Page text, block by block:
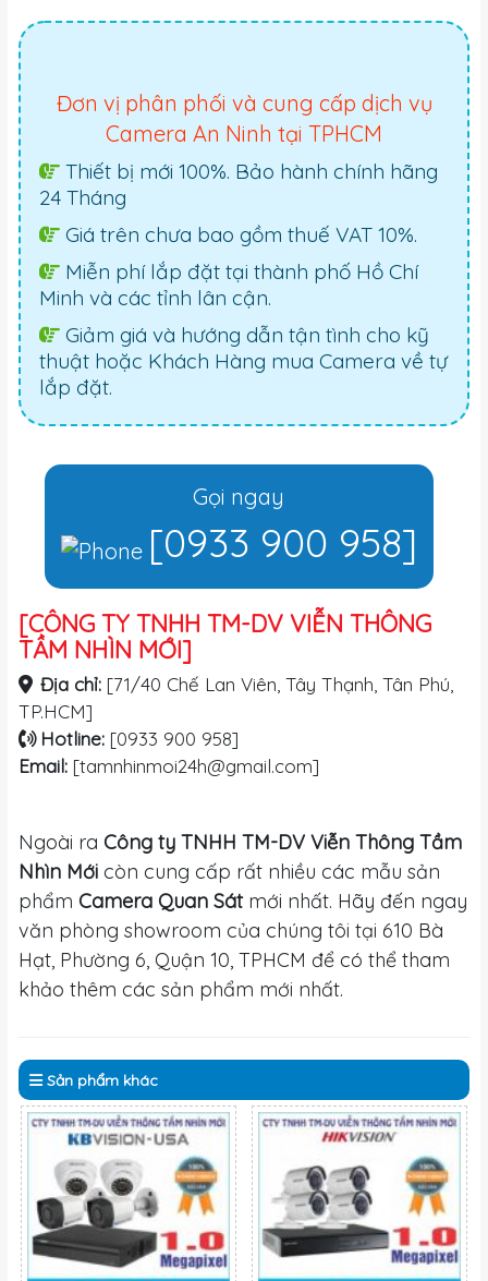
Đơn vị phân phối và cung cấp dịch vụ
Camera An Ninh tại TPHCM
Thiết bị mới 100%. Bảo hành chính hãng
24 Tháng
Giá trên chưa bao gồm thuế VAT 10%.
Miễn phí lắp đặt tại thành phố Hồ Chí
Minh và các tỉnh lân cận.
Giảm giá và hướng dẫn tận tình cho kỹ
thuật hoặc Khách Hàng mua Camera về tự
lắp đặt.
Gọi ngay
[0933 900 958]
[CÔNG TY TNHH TM-DV VIỄN THÔNG
TẦM NHÌN MỚI]
Địa chỉ: [71/40 Chế Lan Viên, Tây Thạnh, Tân Phú,
TP.HCM]
Hotline: [0933 900 958]
Email: [tamnhinmoi24h@gmail.com]
Ngoài ra Công ty TNHH TM-DV Viễn Thông Tầm
Nhìn Mới còn cung cấp rất nhiều các mẫu sản
phẩm Camera Quan Sátmới nhất. Hãy đến ngay
văn phòng showroom của chúng tôi tại 610 Bà
Hạt, Phường 6, Quận 10, TPHCM để có thể tham
khảo thêm các sản phẩm mới nhất.
Sản phẩm khác